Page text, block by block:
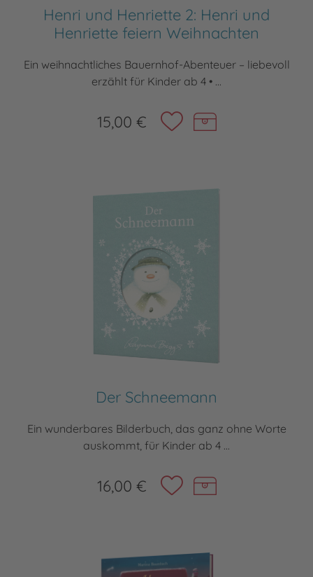
Henri und Henriette 2: Henri und
Henriette feiern Weihnachten
Ein weihnachtliches Bauernhof-Abenteuer – liebevoll
erzählt für Kinder ab 4 • ...
15,00 €
Der Schneemann
Ein wunderbares Bilderbuch, das ganz ohne Worte
auskommt, für Kinder ab 4 ...
16,00 €